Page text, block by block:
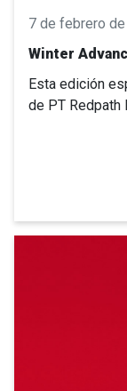
7 de febrero
Winter
Esta edición
de PT Redpath